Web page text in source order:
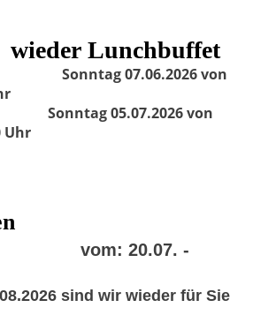
wieder Lunchbuffet
07.06.2026 von
von
Uhr
vom: 20.07. -
sind wir wieder für Sie